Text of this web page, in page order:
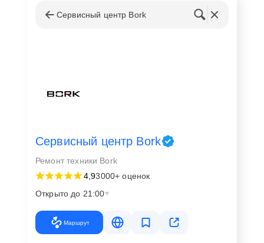
Сервисный центр Bork
Сервисный центр Bork
Ремонт техники Bork
4,93000+ оценок
Открыто до 21:00
Маршрут